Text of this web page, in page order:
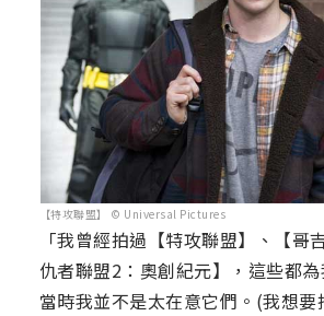
【特攻聯盟】 © Universal Pictures
「我曾經拍過【特攻聯盟】、【哥
仇者聯盟2：奧創紀元】，這些都
當時我並不是太在意它們。(我想